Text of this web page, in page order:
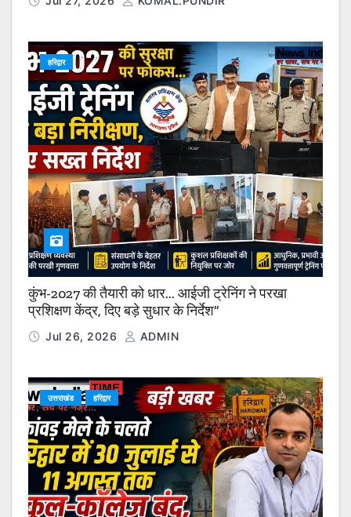
हरिद्वार
कुंभ-2027 की तैयारी को धार… आईजी ट्रेनिंग ने परखा
प्रशिक्षण केंद्र, दिए बड़े सुधार के निर्देश”
Jul 26, 2026 ADMIN
उत्तराखंड हरिद्वार